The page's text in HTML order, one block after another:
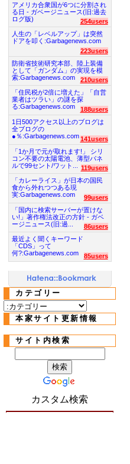
アメリカ合衆国が6つに分割され
る日 - ガベージニュース(旧:過去
ログ版)
254users
人生の「レベルアップ」は突然
ドアを叩く:Garbagenews.com
223users
防衛省技術研究本部、陸上装備
として「ガンダム」の実現を模
索:Garbagenews.com
210users
「住民税が2倍に増えた」「自営
業者はツラい」の謎を探
る:Garbagenews.com
188users
1日500アクセス以上のブログは
全ブログの
●％:Garbagenews.com 141users
「1か月で元が取れます!」 シリ
コン不要の太陽電池、薄型パネ
ルで99セント/ワット...
119users
「カレーライス」が日本の国民
食から外れつつある現
実:Garbagenews.com
99users
「国内に検索サーバーが置けな
い!」著作権法改正の方針 - ガベ
ージニュース(旧:過...
86users
最近よく聞くキーワード
「CDS」って
何?:Garbagenews.com
85users
カテゴリー
本家サイト更新情報
サイト内検索
カスタム検索